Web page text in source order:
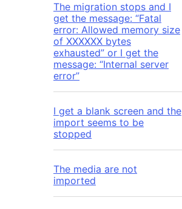
The migration stops and I
get the message: “Fatal
error: Allowed memory size
of XXXXXX bytes
exhausted” or I get the
message: “Internal server
error”
I get a blank screen and the
import seems to be
stopped
The media are not
imported